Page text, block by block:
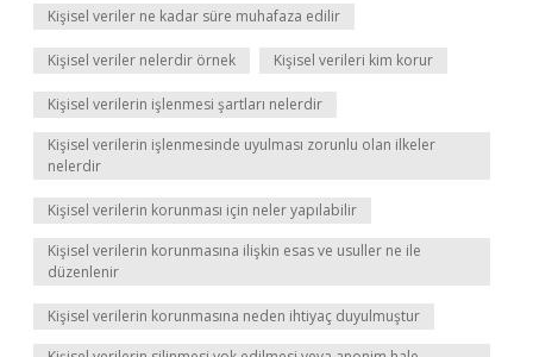
Kişisel veriler ne kadar süre muhafaza edilir
Kişisel veriler nelerdir örnek Kişisel verileri kim korur
Kişisel verilerin işlenmesi şartları nelerdir
Kişisel verilerin işlenmesinde uyulması zorunlu olan ilkeler
nelerdir
Kişisel verilerin korunması için neler yapılabilir
Kişisel verilerin korunmasına ilişkin esas ve usuller ne ile
düzenlenir
Kişisel verilerin korunmasına neden ihtiyaç duyulmuştur